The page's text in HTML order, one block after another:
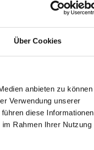
Über Cookies
anbieten zu können
Verwendung unserer
diese Informationen
Rahmen Ihrer Nutzung